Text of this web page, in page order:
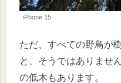
iPhone 15
ただ、すべての野鳥が
と、そうではありませ
の低木もあります。